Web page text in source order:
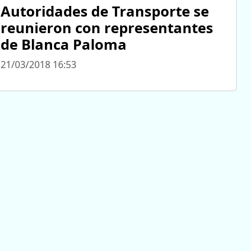
Autoridades de Transporte se
reunieron con representantes
de Blanca Paloma
21/03/2018 16:53